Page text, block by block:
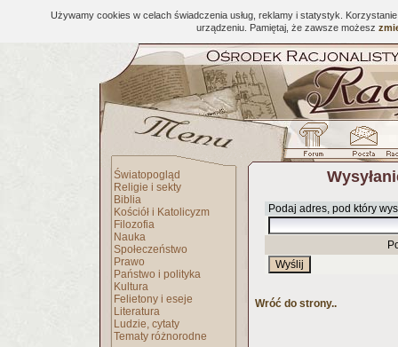
Używamy cookies w celach świadczenia usług, reklamy i statystyk.
urządzeniu. Pamiętaj, że zawsze możesz
Światopogląd
Religie i sekty
Biblia
Kościół i Katolicyzm
Filozofia
Nauka
Społeczeństwo
Prawo
Państwo i polityka
Kultura
Felietony i eseje
Literatura
Ludzie, cytaty
Tematy różnorodne
Podaj adres, pod który
Wróć do strony..